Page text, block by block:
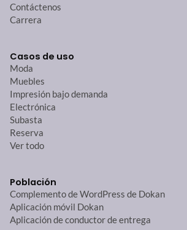
Contáctenos
Carrera
Casos de uso
Moda
Muebles
Impresión bajo demanda
Electrónica
Subasta
Reserva
Ver todo
Población
Complemento de WordPress de Dokan
Aplicación móvil Dokan
Aplicación de conductor de entrega